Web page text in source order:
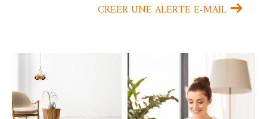
CREER UNE ALERTE E-MAIL
PISCINE
FILTRER PAR